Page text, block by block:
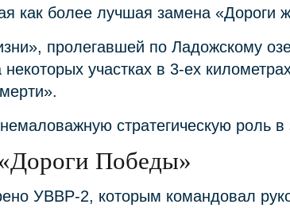
как более лучшая замена «Дороги
пролегавшей по Ладожскому
участках в 3-ех
стратегическую роль
Победы»
УВВР-2, которым командовал